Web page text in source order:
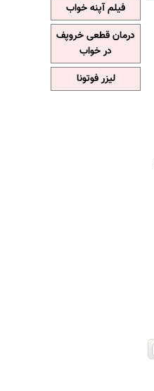
فیلم آپنه خواب
درمان قطعی خروپف
در خواب
لیزر فوتونا